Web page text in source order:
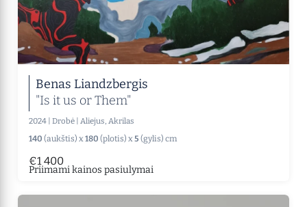
Benas Liandzbergis
"Is it us or Them"
2024 | Drobė | Aliejus, Akrilas
140 (aukštis) x 180 (plotis) x 5 (gylis) cm
€1 400
Priimami kainos pasiulymai